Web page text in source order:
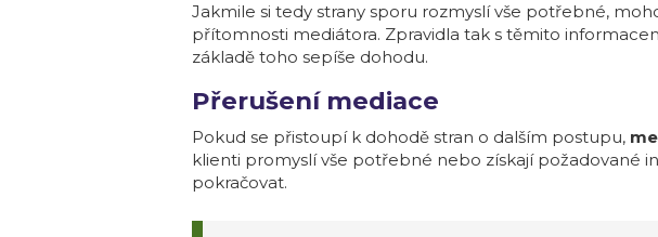
Jakmile si tedy strany sporu rozmyslí vše potřebné,
přítomnosti mediátora. Zpravidla tak s těmito
základě toho sepíše dohodu.
Přerušení mediace
Pokud se přistoupí k dohodě stran o dalším postupu,
klienti promyslí vše potřebné nebo získají požadované
pokračovat.